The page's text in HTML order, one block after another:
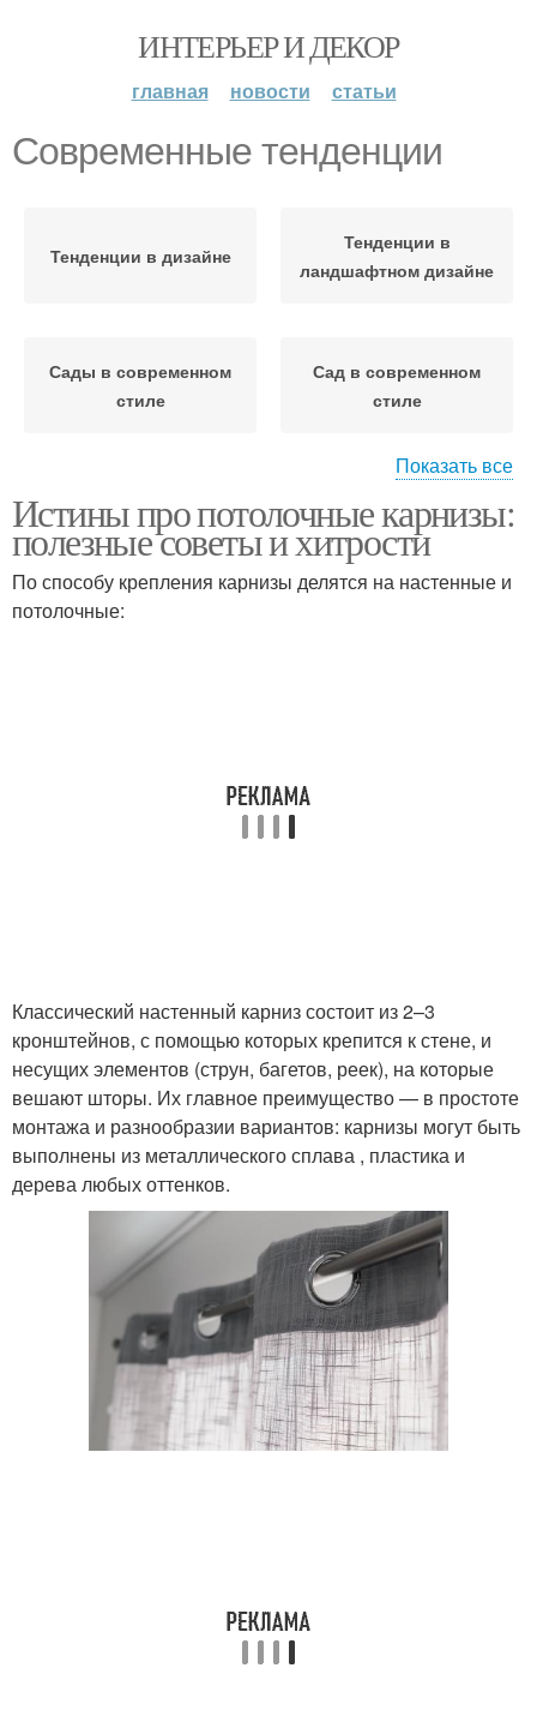
ИНТЕРЬЕР И ДЕКОР
главная новости статьи
Современные тенденции
Тенденции в дизайне
Тенденции в
ландшафтном дизайне
Сады в современном
стиле
Сад в современном
стиле
Современный стиль Современные варианты
Тенденции в
оформлении
Показать все
Истины про потолочные карнизы:
полезные советы и хитрости
По способу крепления карнизы делятся на настенные и
потолочные:
Классический настенный карниз состоит из 2–3
кронштейнов, с помощью которых крепится к стене, и
несущих элементов (струн, багетов, реек), на которые
вешают шторы. Их главное преимущество — в простоте
монтажа и разнообразии вариантов: карнизы могут быть
выполнены из металлического сплава , пластика и
дерева любых оттенков.